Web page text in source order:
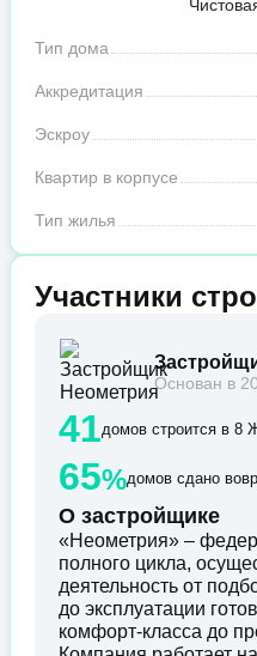
Тип дома
Аккредитация
Эскроу
Квартир в корпусе
Тип жилья
Участники
Основан в
41домов строится в 8
65%домов сдано
О застройщике
«Неометрия» –
полного цикла,
деятельность от
до эксплуатации
комфорт-класса до